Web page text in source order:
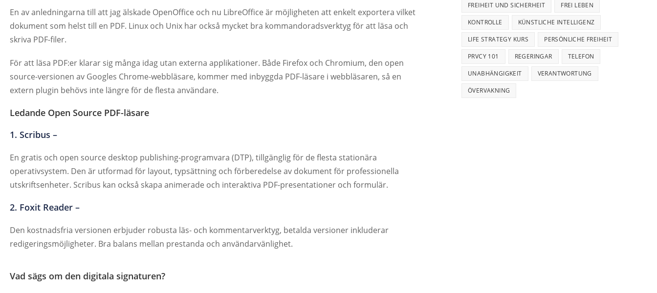
En av anledningarna till att jag älskade OpenOffice och nu LibreOffice är möjligheten att enkelt exportera vilket
dokument som helst till en PDF. Linux och Unix har också mycket bra kommandoradsverktyg för att läsa och
skriva PDF-filer.
För att läsa PDF:er klarar sig många idag utan externa applikationer. Både Firefox och Chromium, den open
source-versionen av Googles Chrome-webbläsare, kommer med inbyggda PDF-läsare i webbläsaren, så en
extern plugin behövs inte längre för de flesta användare.
Ledande Open Source PDF-läsare
1. Scribus –
En gratis och open source desktop publishing-programvara (DTP), tillgänglig för de flesta stationära
operativsystem. Den är utformad för layout, typsättning och förberedelse av dokument för professionella
utskriftsenheter. Scribus kan också skapa animerade och interaktiva PDF-presentationer och formulär.
2. Foxit Reader –
Den kostnadsfria versionen erbjuder robusta läs- och kommentarverktyg, betalda versioner inkluderar
redigeringsmöjligheter. Bra balans mellan prestanda och användarvänlighet.
Vad sägs om den digitala signaturen?
FREIHEIT UND SICHERHEIT FREI LEBEN
KONTROLLE KÜNSTLICHE INTELLIGENZ
LIFE STRATEGY KURS PERSÖNLICHE FREIHEIT
PRVCY 101 REGERINGAR TELEFON
UNABHÄNGIGKEIT VERANTWORTUNG
ÖVERVAKNING